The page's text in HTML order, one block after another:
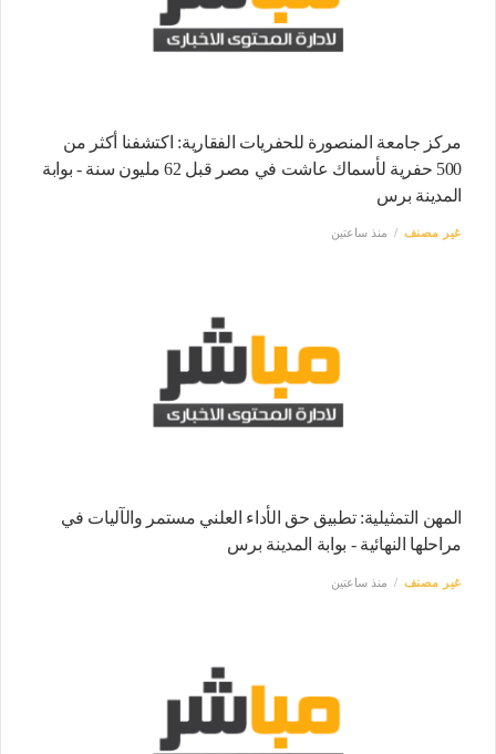
مركز جامعة المنصورة للحفريات الفقارية: اكتشفنا أكثر من
500 حفرية لأسماك عاشت في مصر قبل 62 مليون سنة - بوابة
المدينة برس
غير مصنف منذ ساعتين
المهن التمثيلية: تطبيق حق الأداء العلني مستمر والآليات في
مراحلها النهائية - بوابة المدينة برس
غير مصنف منذ ساعتين